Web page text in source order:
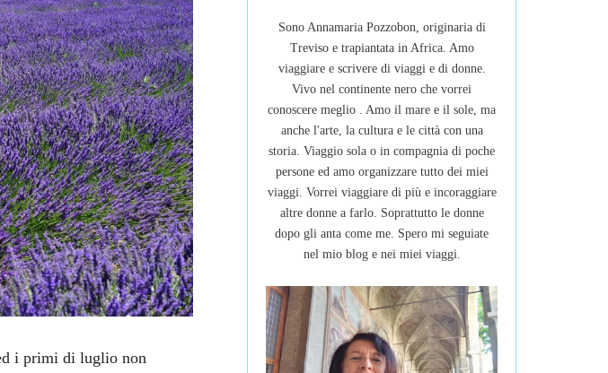
i primi di luglio non
Sono Annamaria Pozzobon, originaria di
Treviso e trapiantata in Africa. Amo
viaggiare e scrivere di viaggi e di donne.
Vivo nel continente nero che vorrei
conoscere meglio . Amo il mare e il sole, ma
anche l'arte, la cultura e le città con una
storia. Viaggio sola o in compagnia di poche
persone ed amo organizzare tutto dei miei
viaggi. Vorrei viaggiare di più e incoraggiare
altre donne a farlo. Soprattutto le donne
dopo gli anta come me. Spero mi seguiate
nel mio blog e nei miei viaggi.